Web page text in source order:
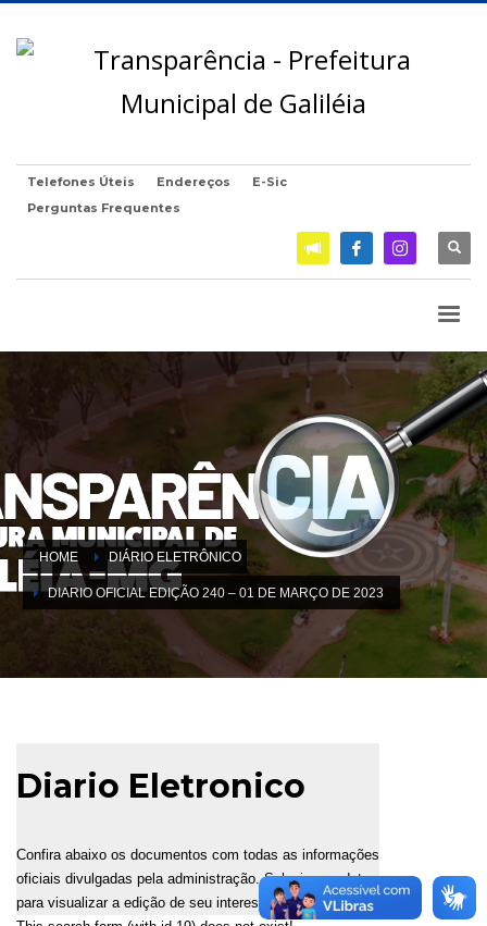
Telefones Úteis Endereços
E-Sic
Perguntas Frequentes
HOME DIÁRIO ELETRÔNICO
DIARIO OFICIAL EDIÇÃO 240 – 01 DE MARÇO DE 2023
Diario Eletronico
Confira abaixo os documentos com todas as informações
oficiais divulgadas pela administração. Selecione a data
para visualizar a edição de seu interesse.